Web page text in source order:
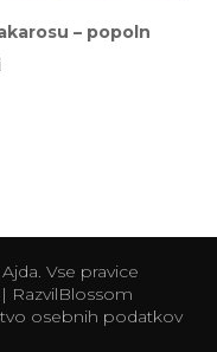
– popoln
. Vse pravice
RazvilBlossom
osebnih podatkov